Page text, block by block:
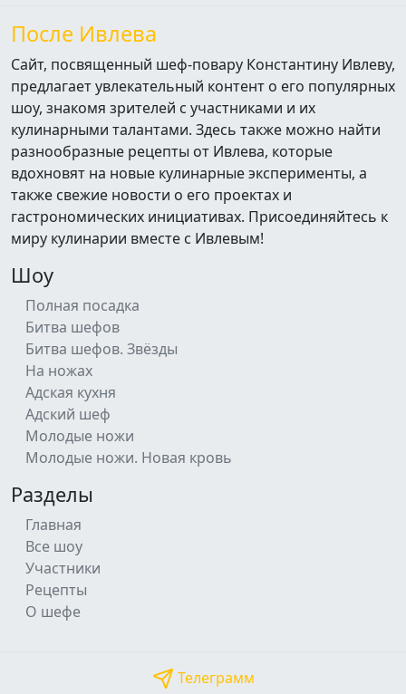
После Ивлева
Сайт, посвященный шеф-повару Константину Ивлеву,
предлагает увлекательный контент о его популярных
шоу, знакомя зрителей с участниками и их
кулинарными талантами. Здесь также можно найти
разнообразные рецепты от Ивлева, которые
вдохновят на новые кулинарные эксперименты, а
также свежие новости о его проектах и
гастрономических инициативах. Присоединяйтесь к
миру кулинарии вместе с Ивлевым!
Шоу
Полная посадка
Битва шефов
Битва шефов. Звёзды
На ножах
Адская кухня
Адский шеф
Молодые ножи
Молодые ножи. Новая кровь
Разделы
Главная
Все шоу
Участники
Рецепты
О шефе
Телеграмм